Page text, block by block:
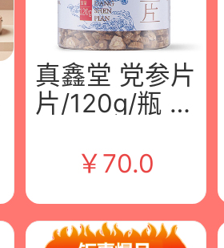
真鑫堂 党参片
片/120g/瓶 江
饮片有限公司
￥70.0